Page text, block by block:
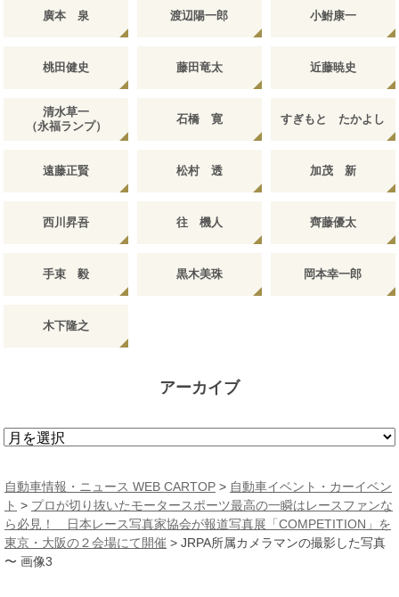
廣本 泉 渡辺陽一郎 小鮒康一
桃田健史 藤田竜太 近藤暁史
清水草一
（永福ランプ）
石橋 寛 すぎもと たかよし
遠藤正賢 松村 透 加茂 新
西川昇吾 往 機人 齊藤優太
手束 毅 黒木美珠 岡本幸一郎
木下隆之
アーカイブ
ア
カ
イ
ブ
自動車情報・ニュース WEB CARTOP > 自動車イベント・カーイベン
ト > プロが切り抜いたモータースポーツ最高の一瞬はレースファンな
ら必見！ 日本レース写真家協会が報道写真展「COMPETITION」を
東京・大阪の２会場にて開催 > JRPA所属カメラマンの撮影した写真
〜 画像3